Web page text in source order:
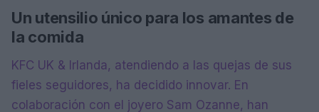
Un utensilio único para los amantes de
la comida
KFC UK & Irlanda, atendiendo a las quejas de sus
fieles seguidores, ha decidido innovar. En
colaboración con el joyero Sam Ozanne, han